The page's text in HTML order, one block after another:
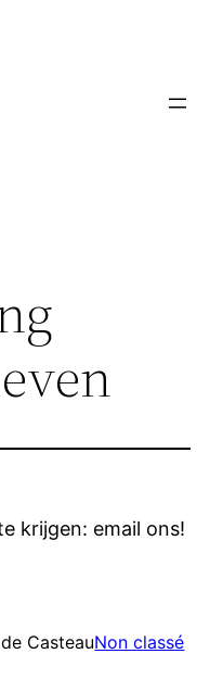
krijgen: email ons!
CasteauNon classé